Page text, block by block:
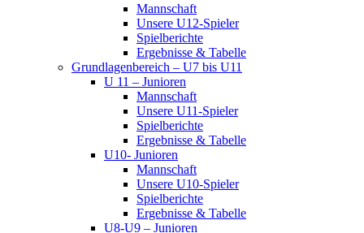
Mannschaft
Unsere U12-Spieler
Spielberichte
Ergebnisse & Tabelle
Grundlagenbereich – U7 bis U11
U 11 – Junioren
Mannschaft
Unsere U11-Spieler
Spielberichte
Ergebnisse & Tabelle
U10- Junioren
Mannschaft
Unsere U10-Spieler
Spielberichte
Ergebnisse & Tabelle
U8-U9 – Junioren